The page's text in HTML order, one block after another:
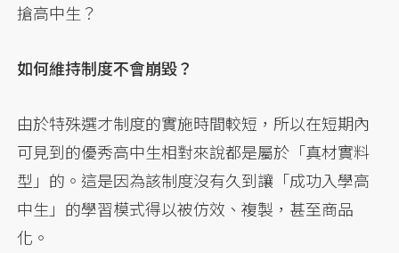
搶高中生？
如何維持制度不會崩毀？
由於特殊選才制度的實施時間較短，所以在短期內
可見到的優秀高中生相對來說都是屬於「真材實料
型」的。這是因為該制度沒有久到讓「成功入學高
中生」的學習模式得以被仿效、複製，甚至商品
化。